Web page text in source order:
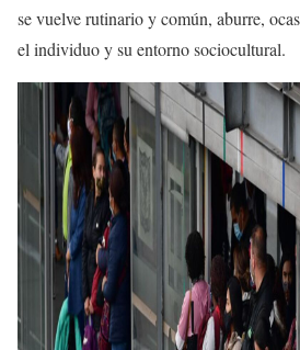
se vuelve rutinario y común, aburre,
el individuo y su entorno sociocultural.